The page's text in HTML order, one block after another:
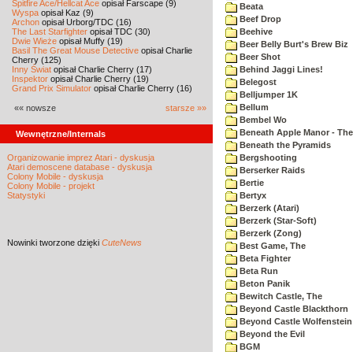
Spitfire Ace/Hellcat Ace opisał Farscape (9)
Wyspa opisał Kaz (9)
Archon opisał Urborg/TDC (16)
The Last Starfighter opisał TDC (30)
Dwie Wieże opisał Muffy (19)
Basil The Great Mouse Detective opisał Charlie
Cherry (125)
Inny Świat opisał Charlie Cherry (17)
Inspektor opisał Charlie Cherry (19)
Grand Prix Simulator opisał Charlie Cherry (16)
«« nowsze starsze »»
Wewnętrzne/Internals
Organizowanie imprez Atari - dyskusja
Atari demoscene database - dyskusja
Colony Mobile - dyskusja
Colony Mobile - projekt
Statystyki
Nowinki tworzone dzięki CuteNews
Beata
Beef Drop
Beehive
Beer Belly Burt's Brew Biz
Beer Shot
Behind Jaggi Lines!
Belegost
Belljumper 1K
Bellum
Bembel Wo
Beneath Apple Manor -
Beneath the Pyramids
Bergshooting
Berserker Raids
Bertie
Bertyx
Berzerk (Atari)
Berzerk (Star-Soft)
Berzerk (Zong)
Best Game, The
Beta Fighter
Beta Run
Beton Panik
Bewitch Castle, The
Beyond Castle Blackthorn
Beyond Castle Wolfenstein
Beyond the Evil
BGM